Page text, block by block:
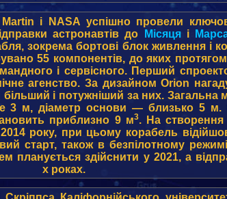
і NASA успішно провели
астронавтів до
Місяцяі
зокрема бортові блок живлення і
55 компонентів, до яких
і сервісного. Перший
агенство. За дизайном Orion
і потужніший за них. Загальна
3 м, діаметр основи — близько 5
приблизно 9 м3. На створення
року, при цьому корабель
старт, також в безпілотному
планується здійснити у 2021, а
х роках.